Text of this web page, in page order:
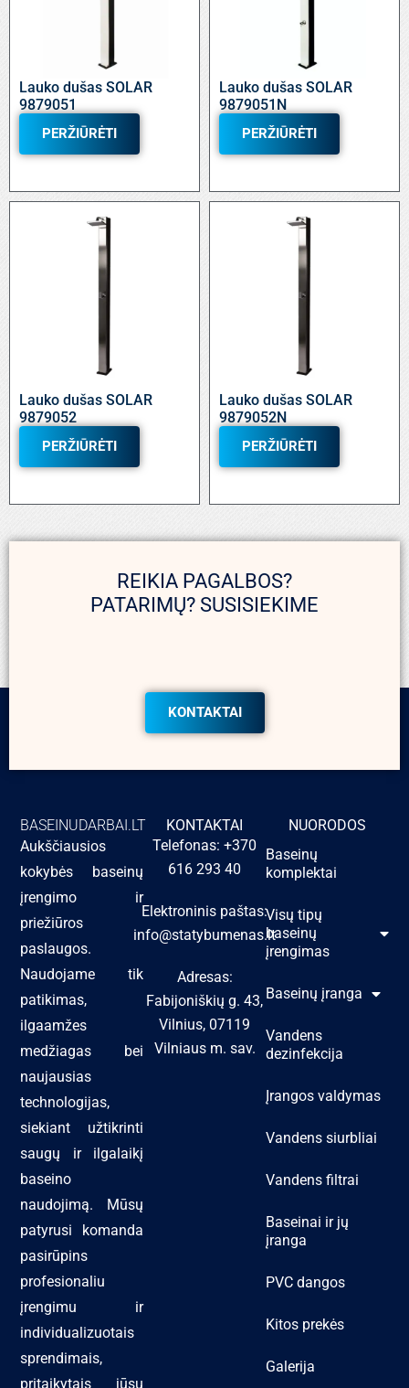
Lauko dušas SOLAR
9879051
PERŽIŪRĖTI
Lauko dušas SOLAR
9879051N
PERŽIŪRĖTI
Lauko dušas SOLAR
9879052
PERŽIŪRĖTI
Lauko dušas SOLAR
9879052N
PERŽIŪRĖTI
REIKIA PAGALBOS?
PATARIMŲ? SUSISIEKIME
KONTAKTAI
BASEINUDARBAI.LT
Aukščiausios
kokybės baseinų
įrengimo ir
priežiūros
paslaugos.
Naudojame tik
patikimas,
ilgaamžes
medžiagas bei
naujausias
technologijas,
siekiant užtikrinti
saugų ir ilgalaikį
baseino
naudojimą. Mūsų
patyrusi komanda
pasirūpins
profesionaliu
įrengimu ir
individualizuotais
sprendimais,
pritaikytais jūsų
KONTAKTAI
Telefonas: +370
616 293 40
Elektroninis paštas:
info@statybumenas.lt
Adresas:
Fabijoniškių g. 43,
Vilnius, 07119
Vilniaus m. sav.
NUORODOS
Baseinų
komplektai
Visų tipų
baseinų
įrengimas
Baseinų įranga
Vandens
dezinfekcija
Įrangos valdymas
Vandens siurbliai
Vandens filtrai
Baseinai ir jų
įranga
PVC dangos
Kitos prekės
Galerija